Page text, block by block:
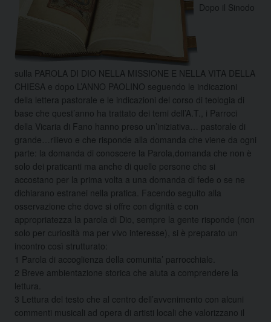
Dopo il Sinodo
sulla PAROLA DI DIO NELLA MISSIONE E NELLA VITA DELLA
CHIESA e dopo L’ANNO PAOLINO seguendo le indicazioni
della lettera pastorale e le indicazioni del corso di teologia di
base che quest’anno ha trattato dei temi dell’A.T., i Parroci
della Vicaria di Fano hanno preso un’iniziativa…
pastorale di
grande…rilievo e che risponde alla domanda che viene da ogni
parte: la domanda di conoscere la Parola,domanda che non è
solo dei praticanti ma anche di quelle persone che si
accostano per la prima volta a una domanda di fede o se ne
dichiarano estranei nella pratica. Facendo seguito alla
osservazione che dove si offre con dignità e con
appropriatezza la parola di Dio, sempre la gente risponde (non
solo per curiosità ma per vivo interesse), si è preparato un
incontro così strutturato:
1 Parola di accoglienza della comunita’ parrocchiale.
2 Breve ambientazione storica che aiuta a comprendere la
lettura.
3 Lettura del testo che al centro dell’avvenimento con alcuni
commenti musicali ad opera di artisti locali che valorizzano il